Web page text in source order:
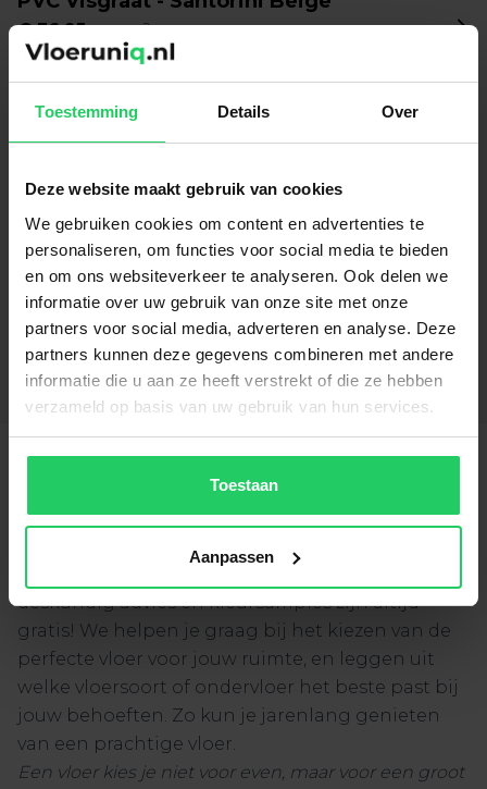
Toestemming Details Over
Deze website maakt gebruik van cookies
We gebruiken cookies om content en advertenties te
personaliseren, om functies voor social media te bieden
en om ons websiteverkeer te analyseren. Ook delen we
informatie over uw gebruik van onze site met onze
partners voor social media, adverteren en analyse. Deze
partners kunnen deze gegevens combineren met andere
informatie die u aan ze heeft verstrekt of die ze hebben
verzameld op basis van uw gebruik van hun services.
Toestaan
Aanpassen
€36.95 per m²
PVC Stroken - Alba Beige
€34.95 per m²
PVC Stroken - Vico Oak
€34.95 per m²
Bekijk alle vloeren
Bij Vloeruniq.nl houden we dus van duidelijkheid.
Geen verrassingen achteraf, alles wordt vooraf
deskundig advies en kleursamples zijn altijd
gratis! We helpen je graag bij het kiezen van de
perfecte vloer voor jouw ruimte, en leggen uit
welke vloersoort of ondervloer het beste past bij
jouw behoeften. Zo kun je jarenlang genieten
van een prachtige vloer.
Een vloer kies je niet voor even, maar voor een groot